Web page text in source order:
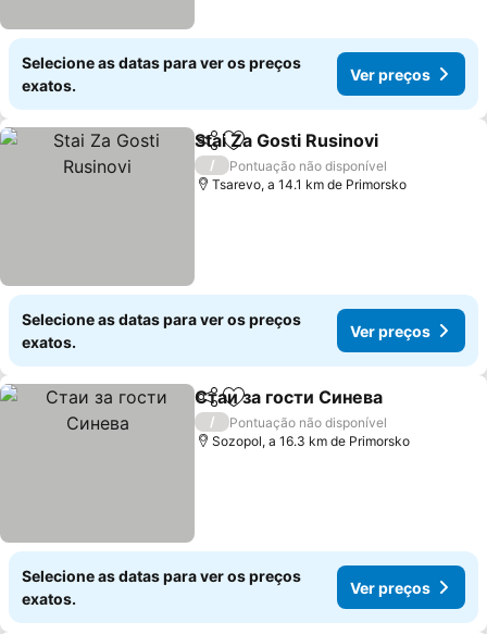
Selecione as datas para ver os preços
exatos.
Ver preços
PartilharAdicionar aos favoritos
Stai Za Gosti Rusinovi
/
Pontuação não disponível
Tsarevo, a 14.1 km de Primorsko
Selecione as datas para ver os preços
exatos.
Ver preços
PartilharAdicionar aos favoritos
Стаи за гости Синева
/
Pontuação não disponível
Sozopol, a 16.3 km de Primorsko
Selecione as datas para ver os preços
exatos.
Ver preços